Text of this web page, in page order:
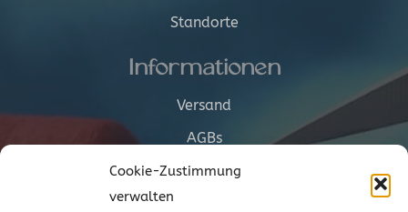
Cookie-Zustimmung
verwalten
Standorte
Informationen
Versand
AGBs
Cookie-Richtlinie (EU)